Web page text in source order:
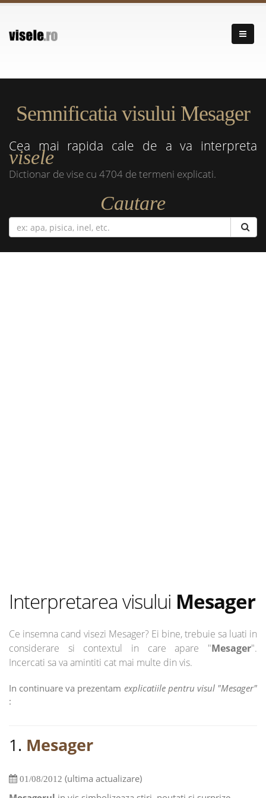
Semnificatia visului Mesager
Cea mai rapida cale de a va interpreta
visele
Dictionar de vise cu 4704 de termeni explicati.
Cautare
Interpretarea visului Mesager
Ce insemna cand visezi Mesager? Ei bine, trebuie sa luati in
considerare si contextul in care apare "Mesager".
Incercati sa va amintiti cat mai multe din vis.
In continuare va prezentam explicatiile pentru visul "Mesager"
:
1. Mesager
01/08/2012 (ultima actualizare)